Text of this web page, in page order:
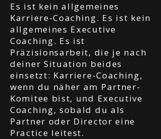
Es ist kein allgemeines
Karriere-Coaching. Es ist kein
allgemeines Executive
Coaching. Es ist
Präzisionsarbeit, die je nach
deiner Situation beides
einsetzt: Karriere-Coaching,
wenn du näher am Partner-
Komitee bist, und Executive
Coaching, sobald du als
Partner oder Director eine
Practice leitest.